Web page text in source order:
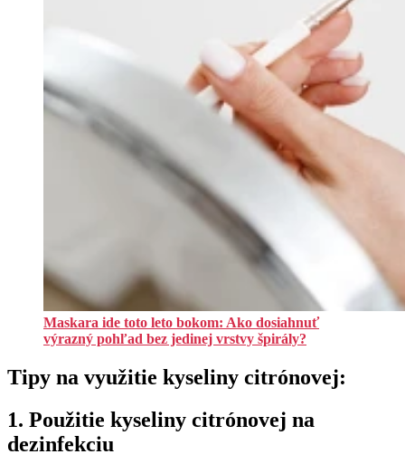
Maskara ide toto leto bokom: Ako dosiahnuť
výrazný pohľad bez jedinej vrstvy špirály?
Tipy na využitie kyseliny citrónovej:
1. Použitie kyseliny citrónovej na
dezinfekciu